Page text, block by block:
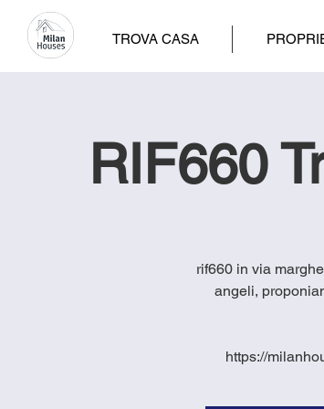
TROVA CASA
RIF660
rif660 in via
angeli,
https://